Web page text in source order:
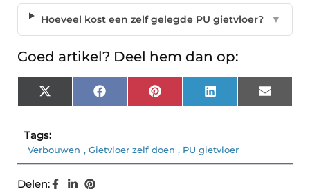
Hoeveel kost een zelf gelegde PU gietvloer? ▼
Goed artikel? Deel hem dan op:
X
(Twitter)
Facebook Pinterest LinkedIn Email
Tags:
Verbouwen , Gietvloer zelf doen , PU gietvloer
Delen: